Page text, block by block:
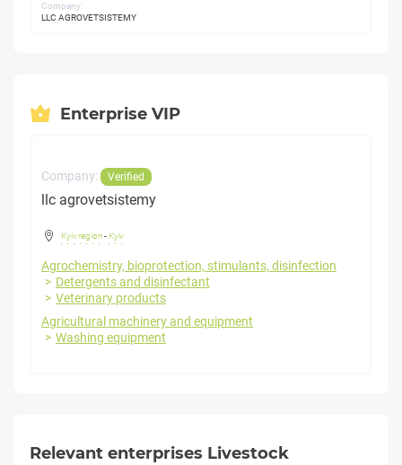
Company:
LLC AGROVETSISTEMY
Enterprise VIP
Company: Verified
llc agrovetsistemy
Kyiv region- Kyiv
Agrochemistry, bioprotection, stimulants, disinfection
Detergents and disinfectant
Veterinary products
Agricultural machinery and equipment
Washing equipment
Relevant enterprises Livestock